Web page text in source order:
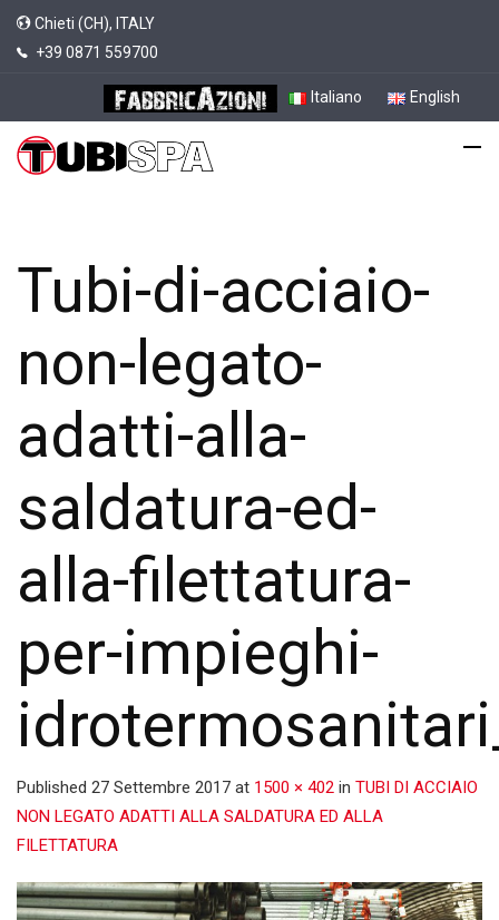
Chieti (CH), ITALY
+39 0871 559700
Italiano English
Tubi-di-acciaio-
non-legato-
adatti-alla-
saldatura-ed-
alla-filettatura-
per-impieghi-
Published 27 Settembre 2017 at 1500 × 402 in TUBI DI ACCIAIO
NON LEGATO ADATTI ALLA SALDATURA ED ALLA
FILETTATURA